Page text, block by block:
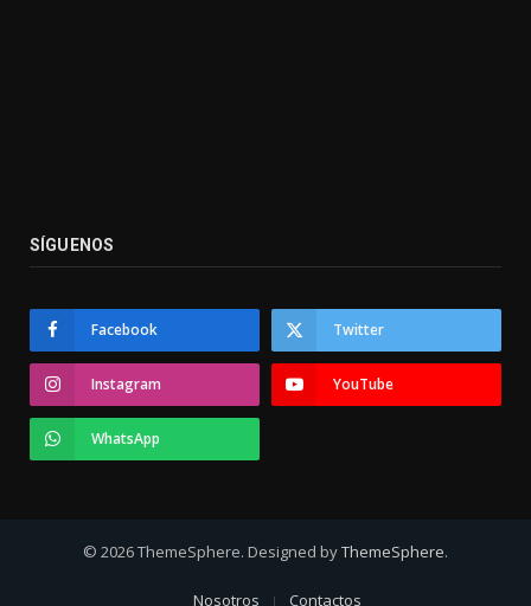
SÍGUENOS
Facebook Twitter
Instagram YouTube
WhatsApp
© 2026 ThemeSphere. Designed byThemeSphere.
Nosotros Contactos